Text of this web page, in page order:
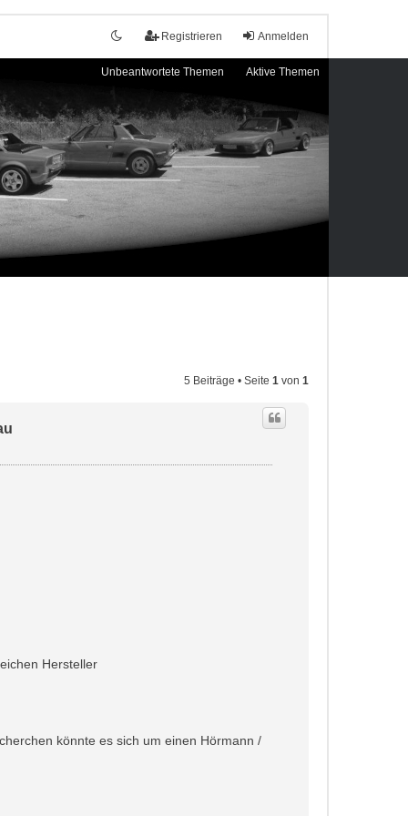
Anmelden
Registrieren
Unbeantwortete Themen Aktive Themen
5 Beiträge • Seite 1 von 1
Hersteller
könnte es sich um einen Hörmann /